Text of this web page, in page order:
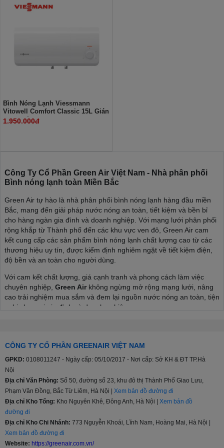
Bình Nóng Lạnh Viessmann
Vitowell Comfort Classic 15L Gián
Tiếp Kiểu Ngang C2S15
1.950.000đ
Công Ty Cổ Phần Green Air Việt Nam - Nhà phân phối
Bình nóng lạnh toàn Miền Bắc
Green Air tự hào là nhà phân phối bình nóng lạnh hàng đầu miền
Bắc, mang đến giải pháp nước nóng an toàn, tiết kiệm và bền bỉ
cho hàng ngàn gia đình và doanh nghiệp. Với mạng lưới phân phối
rộng khắp từ Thành phố đến các khu vực ven đô, Green Air cam
kết cung cấp các sản phẩm bình nóng lạnh chất lượng cao từ các
thương hiệu uy tín, được kiểm định nghiêm ngặt về tiết kiệm điện,
độ bền và an toàn cho người dùng.
Với cam kết chất lượng, giá cạnh tranh và phong cách làm việc
chuyên nghiệp, Green Airkhông ngừng mở rộng mạng lưới, nâng
cao trải nghiệm mua sắm và đem lại nguồn nước nóng an toàn, tiện
nghi cho mọi gia đình và doanh nghiệp.
khách hàng sản phẩm bình nóng lạnh gián tiếp chất lượng cao,
được thiết kế để tối ưu hóa hiệu suất, tiết kiệm năng lượng và tăng
độ bền cho mọi công trình. Viessmann, thương hiệu đến từ Đức
- dẫn đầu trong lĩnh vực nhiệt lạnh và nhiệt điện, nổi tiếng với công
nghệ tiên tiến, độ tin cậy cao và hiệu suất vượt trội, từ đó mang lại
nguồn nước nóng ổn định và an toàn.
Việc phân phối độc quyền giúp Green Air đảm bảo sự đồng bộ từ
khâu tư vấn kỹ thuật đến lắp đặt, vận hành và bảo trì. Đội ngũ kỹ
CÔNG TY CỔ PHẦN GREENAIR VIỆT NAM
GPKD: 0108011247 - Ngày cấp: 05/10/2017 - Nơi cấp: Sở KH & ĐT TP.Hà
Nội
Địa chỉ Văn Phòng: Số 50, đường số 23, khu đô thị Thành Phố Giao Lưu,
Phạm Văn Đồng, Bắc Từ Liêm, Hà Nội | Xem bản đồ đường đi
Địa chỉ Kho Tổng: Kho Nguyên Khê, Đông Anh, Hà Nội | Xem bản đồ
đường đi
Địa chỉ Kho Chi Nhánh: 773 Nguyễn Khoái, Lĩnh Nam, Hoàng Mai, Hà Nội |
Xem bản đồ đường đi
Website: https://greenair.com.vn/